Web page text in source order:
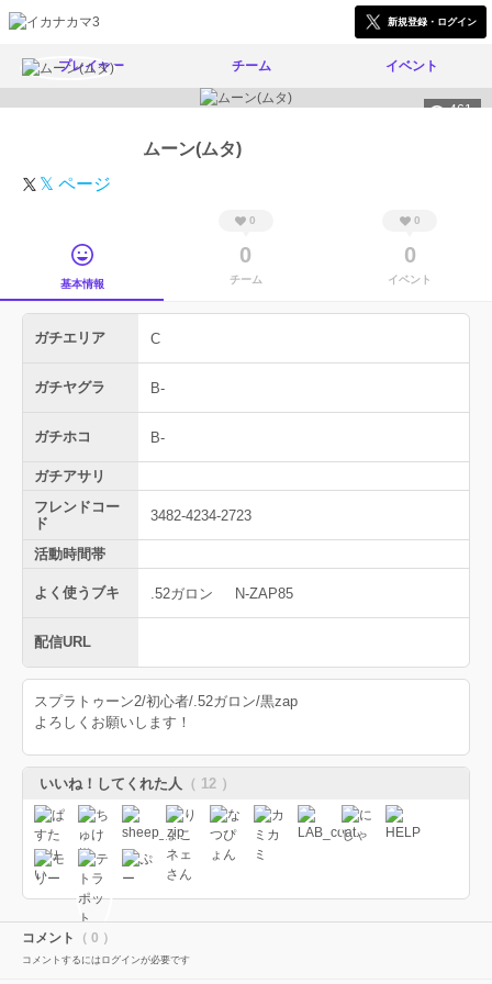
新規登録・ログイン
プレイヤー チーム イベント
461
ムーン(ムタ)
𝕏 ページ
基本情報
0
0
チーム
0
0
イベント
ガチエリア C
ガチヤグラ B-
ガチホコ B-
ガチアサリ
フレンドコー
ド
3482-4234-2723
活動時間帯
よく使うブキ .52ガロン N-ZAP85
配信URL
スプラトゥーン2/初心者/.52ガロン/黒zap
よろしくお願いします！
いいね！してくれた人 （ 12 ）
コメント （ 0 ）
コメントするにはログインが必要です